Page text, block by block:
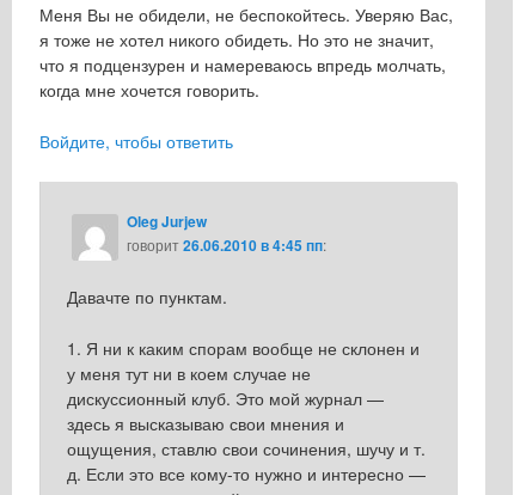
Меня Вы не обидели, не беспокойтесь. Уверяю Вас,
я тоже не хотел никого обидеть. Но это не значит,
что я подцензурен и намереваюсь впредь молчать,
когда мне хочется говорить.
Войдите, чтобы ответить
Oleg Jurjew
говорит26.06.2010 в 4:45 пп:
Давачте по пунктам.
1. Я ни к каким спорам вообще не склонен и
у меня тут ни в коем случае не
дискуссионный клуб. Это мой журнал —
здесь я высказываю свои мнения и
ощущения, ставлю свои сочинения, шучу и т.
д. Если это все кому-то нужно и интересно —